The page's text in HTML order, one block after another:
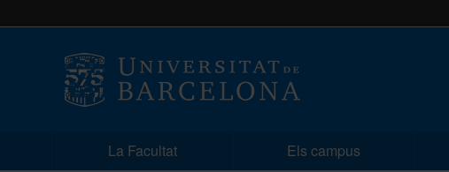
La Facultat Els campus